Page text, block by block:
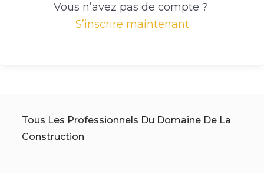
Vous n’avez pas de compte ?
S’inscrire maintenant
Tous Les Professionnels Du Domaine De La
Construction